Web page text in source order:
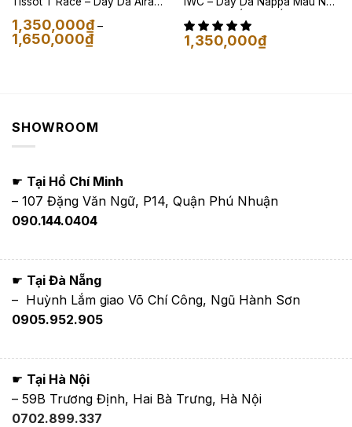
1,350,000₫ –
1,650,000₫Khoảng
giá:
1,350,000₫
SHOWROOM
☛ Tại Hồ Chí Minh
– 107 Đặng Văn Ngữ, P14, Quận Phú Nhuận
090.144.0404
☛ Tại Đà Nẵng
– Huỳnh Lắm giao Võ Chí Công, Ngũ Hành Sơn
0905.952.905
☛ Tại Hà Nội
– 59B Trương Định, Hai Bà Trưng, Hà Nội
0702.899.337